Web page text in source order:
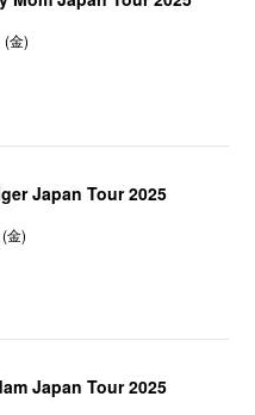
(金)
Japan Tour 2025
金)
Japan Tour 2025